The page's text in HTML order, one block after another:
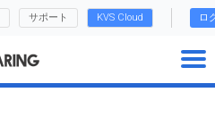
サポート KVS Cloud ロ